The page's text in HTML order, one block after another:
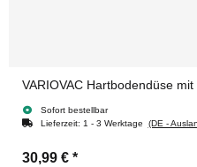
VARIOVAC Hartbodendüse
Sofort bestellbar
Lieferzeit: 1 - 3 Werktage (DE -
30,99 € *